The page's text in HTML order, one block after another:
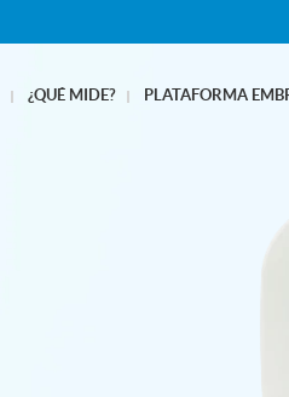
¿QUÉ MIDE? PLATAFORMA